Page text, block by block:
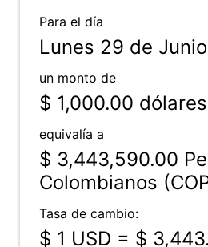
Para el día
Lunes 29 de
un monto de
$ 1,000.00
equivalía a
$ 3,443,590.00
Colombianos
Tasa de cambio:
$ 1 USD = $